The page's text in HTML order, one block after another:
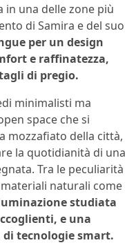
una delle zone più
di Samira e del suo
per un design
e raffinatezza,
di pregio.
minimalisti ma
space che si
mozzafiato della città,
la quotidianità di una
Tra le peculiarità
materiali naturali come
studiata
e una
tecnologie smart.